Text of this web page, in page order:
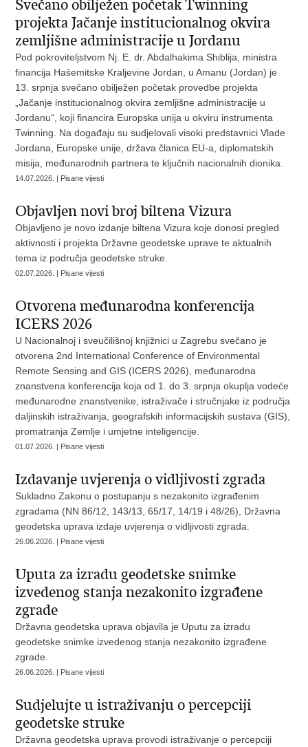
Svečano obilježen početak Twinning
projekta Jačanje institucionalnog okvira
zemljišne administracije u Jordanu
Pod pokroviteljstvom Nj. E. dr. Abdalhakima Shiblija, ministra
financija Hašemitske Kraljevine Jordan, u Amanu (Jordan) je
13. srpnja svečano obilježen početak provedbe projekta
„Jačanje institucionalnog okvira zemljišne administracije u
Jordanu“, koji financira Europska unija u okviru instrumenta
Twinning. Na događaju su sudjelovali visoki predstavnici Vlade
Jordana, Europske unije, država članica EU-a, diplomatskih
misija, međunarodnih partnera te ključnih nacionalnih dionika.
14.07.2026. | Pisane vijesti
Objavljen novi broj biltena Vizura
Objavljeno je novo izdanje biltena Vizura koje donosi pregled
aktivnosti i projekta Državne geodetske uprave te aktualnih
tema iz područja geodetske struke.
02.07.2026. | Pisane vijesti
Otvorena međunarodna konferencija
ICERS 2026
U Nacionalnoj i sveučilišnoj knjižnici u Zagrebu svečano je
otvorena 2nd International Conference of Environmental
Remote Sensing and GIS (ICERS 2026), međunarodna
znanstvena konferencija koja od 1. do 3. srpnja okuplja vodeće
međunarodne znanstvenike, istraživače i stručnjake iz područja
daljinskih istraživanja, geografskih informacijskih sustava (GIS),
promatranja Zemlje i umjetne inteligencije.
01.07.2026. | Pisane vijesti
Izdavanje uvjerenja o vidljivosti zgrada
Sukladno Zakonu o postupanju s nezakonito izgrađenim
zgradama (NN 86/12, 143/13, 65/17, 14/19 i 48/26), Državna
geodetska uprava izdaje uvjerenja o vidljivosti zgrada.
26.06.2026. | Pisane vijesti
Uputa za izradu geodetske snimke
izvedenog stanja nezakonito izgrađene
zgrade
Državna geodetska uprava objavila je Uputu za izradu
geodetske snimke izvedenog stanja nezakonito izgrađene
zgrade.
26.06.2026. | Pisane vijesti
Sudjelujte u istraživanju o percepciji
geodetske struke
Državna geodetska uprava provodi istraživanje o percepciji